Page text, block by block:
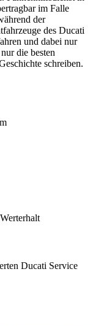
im Falle
der
des Ducati
und dabei nur
die besten
schreiben.
Ducati Service